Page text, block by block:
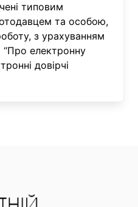
типовим
та особою,
з урахуванням
“Про електронну
довірчі